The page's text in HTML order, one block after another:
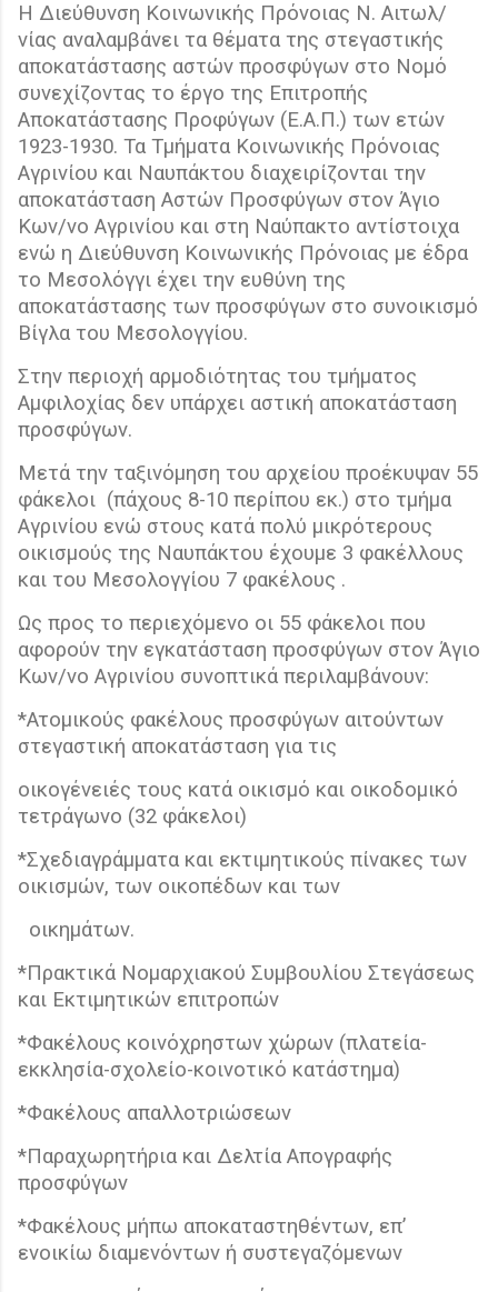
Η Διεύθυνση Κοινωνικής Πρόνοιας Ν. Αιτωλ/
νίας αναλαμβάνει τα θέματα της στεγαστικής
αποκατάστασης αστών προσφύγων στο Νομό
συνεχίζοντας το έργο της Επιτροπής
Αποκατάστασης Προφύγων (Ε.Α.Π.) των ετών
1923-1930. Τα Τμήματα Κοινωνικής Πρόνοιας
Αγρινίου και Ναυπάκτου διαχειρίζονται την
αποκατάσταση Αστών Προσφύγων στον Άγιο
Κων/νο Αγρινίου και στη Ναύπακτο αντίστοιχα
ενώ η Διεύθυνση Κοινωνικής Πρόνοιας με έδρα
το Μεσολόγγι έχει την ευθύνη της
αποκατάστασης των προσφύγων στο συνοικισμό
Βίγλα του Μεσολογγίου.
Στην περιοχή αρμοδιότητας του τμήματος
Αμφιλοχίας δεν υπάρχει αστική αποκατάσταση
προσφύγων.
Μετά την ταξινόμηση του αρχείου προέκυψαν 55
φάκελοι (πάχους 8-10 περίπου εκ.) στο τμήμα
Αγρινίου ενώ στους κατά πολύ μικρότερους
οικισμούς της Ναυπάκτου έχουμε 3 φακέλλους
και του Μεσολογγίου 7 φακέλους .
Ως προς το περιεχόμενο οι 55 φάκελοι που
αφορούν την εγκατάσταση προσφύγων στον Άγιο
Κων/νο Αγρινίου συνοπτικά περιλαμβάνουν:
*Ατομικούς φακέλους προσφύγων αιτούντων
στεγαστική αποκατάσταση για τις
οικογένειές τους κατά οικισμό και οικοδομικό
τετράγωνο (32 φάκελοι)
*Σχεδιαγράμματα και εκτιμητικούς πίνακες των
οικισμών, των οικοπέδων και των
οικημάτων.
*Πρακτικά Νομαρχιακού Συμβουλίου Στεγάσεως
και Εκτιμητικών επιτροπών
*Φακέλους κοινόχρηστων χώρων (πλατεία-
εκκλησία-σχολείο-κοινοτικό κατάστημα)
*Φακέλους απαλλοτριώσεων
*Παραχωρητήρια και Δελτία Απογραφής
προσφύγων
*Φακέλους μήπω αποκαταστηθέντων, επ’
ενοικίω διαμενόντων ή συστεγαζόμενων